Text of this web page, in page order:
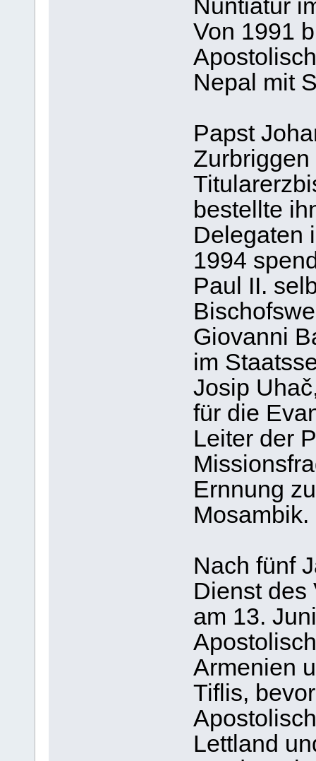
Nuntiatur
Von 1991
Nepal mit
Papst
bestellte
Delegaten
1994
Paul II.
Giovanni
im
Josip
für die
Leiter der
Ernnung
Mosambik.
Nach fünf
Dienst des
am 13.
Armenien
Tiflis,
Lettland